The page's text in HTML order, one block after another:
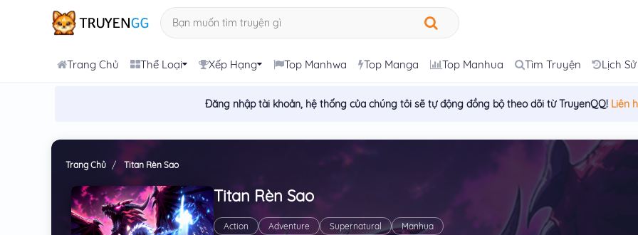
Trang Chủ Thể Loại Xếp Hạng Top Manhwa Top Manga Top Manhua Tìm Truyện Lịch Sử
Đăng nhập tài khoản, hệ thống của chúng tôi sẽ tự động đồng bộ theo dõi từ TruyenQQ! Liên
Trang Chủ Titan Rèn Sao
Titan Rèn Sao
Action Adventure Supernatural Manhua